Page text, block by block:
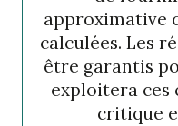
approximative
calculées. Les
être garantis
exploitera ces
critique